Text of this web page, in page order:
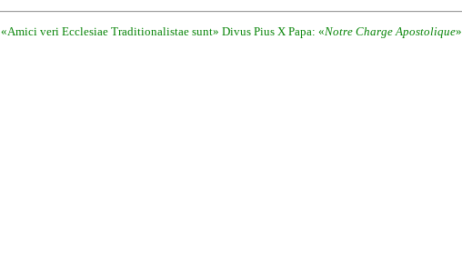
«Amici veri Ecclesiae Traditionalistae sunt» Divus Pius X Papa: «Notre Charge Apostolique»